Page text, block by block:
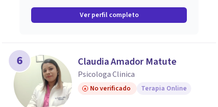
Ver perfil completo
6 Claudia Amador Matute
Psicologa Clinica
No verificado Terapia Online